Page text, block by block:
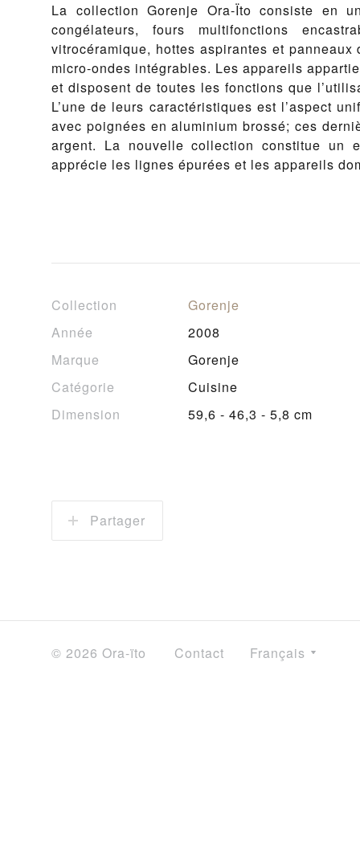
La collection Gorenje Ora-Ïto consiste en
congélateurs, fours multifonctions
vitrocéramique, hottes aspirantes et
micro-ondes intégrables. Les appareils
et disposent de toutes les fonctions que
L’une de leurs caractéristiques est l’aspect
avec poignées en aluminium brossé; ces
argent. La nouvelle collection constitue un
apprécie les lignes épurées et les appareils
Collection
Gorenje
Année
2008
Marque
Gorenje
Catégorie
Cuisine
Dimension
59,6 - 46,3 - 5,8 cm
Partager
© 2026 Ora-ïto Contact Français